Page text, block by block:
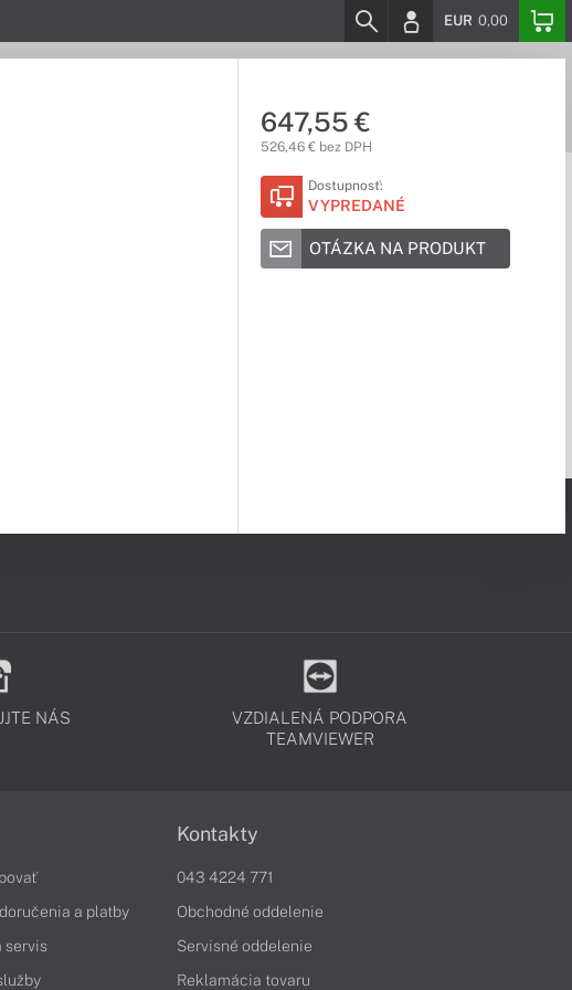
EUR 0,00
647,55 €
526,46 € bez DPH
Dostupnosť:
VYPREDANÉ
OTÁZKA NA PRODUKT
NÁS
VZDIALENÁ PODPORA
TEAMVIEWER
a platby
servis
Kontakty
043 4224 771
Obchodné oddelenie
Servisné oddelenie
Reklamácia tovaru